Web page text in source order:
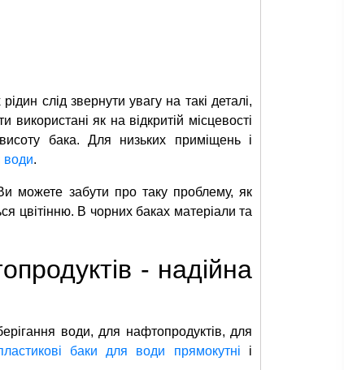
слід звернути увагу на такі деталі,
як на відкритій місцевості
бака. Для низьких приміщень і
води.
можете забути про таку проблему, як
цвітінню. В чорних баках матеріали та
- надійна
води, для нафтопродуктів, для
баки для води прямокутні і